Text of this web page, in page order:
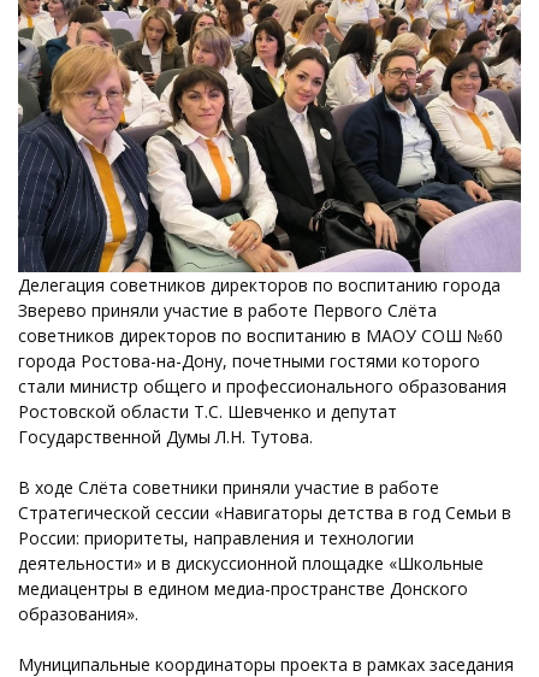
Делегация советников директоров по воспитанию города
Зверево приняли участие в работе Первого Слёта
советников директоров по воспитанию в МАОУ СОШ №60
города Ростова-на-Дону, почетными гостями которого
стали министр общего и профессионального образования
Ростовской области Т.С. Шевченко и депутат
Государственной Думы Л.Н. Тутова.
В ходе Слёта советники приняли участие в работе
Стратегической сессии «Навигаторы детства в год Семьи в
России: приоритеты, направления и технологии
деятельности» и в дискуссионной площадке «Школьные
медиацентры в едином медиа-пространстве Донского
образования».
Муниципальные координаторы проекта в рамках заседания